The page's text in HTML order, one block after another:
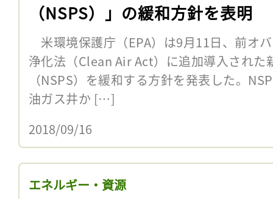
（NSPS）」の緩和方針を表明
米環境保護庁（EPA）は9月11日、前オ
浄化法（Clean Air Act）に追加導入された
（NSPS）を緩和する方針を発表した。
油ガス井か […]
2018/09/16
エネルギー・資源